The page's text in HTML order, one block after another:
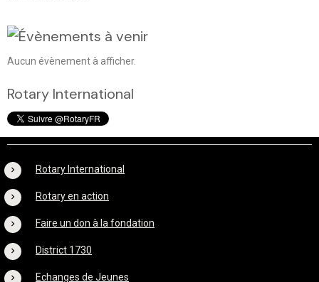
Aucun évènement à afficher.
Rotary International
Rotary International
Rotary en action
Faire un don à la fondation
District 1730
Echanges de Jeunes